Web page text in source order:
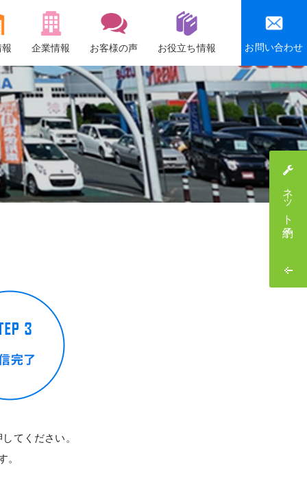
報 企業情報
会社概要
沿革
社会貢献活動
感謝祭・社員旅行
お客様の声 お役立ち情報 お問い合わせ
てください。
。
ネット予約